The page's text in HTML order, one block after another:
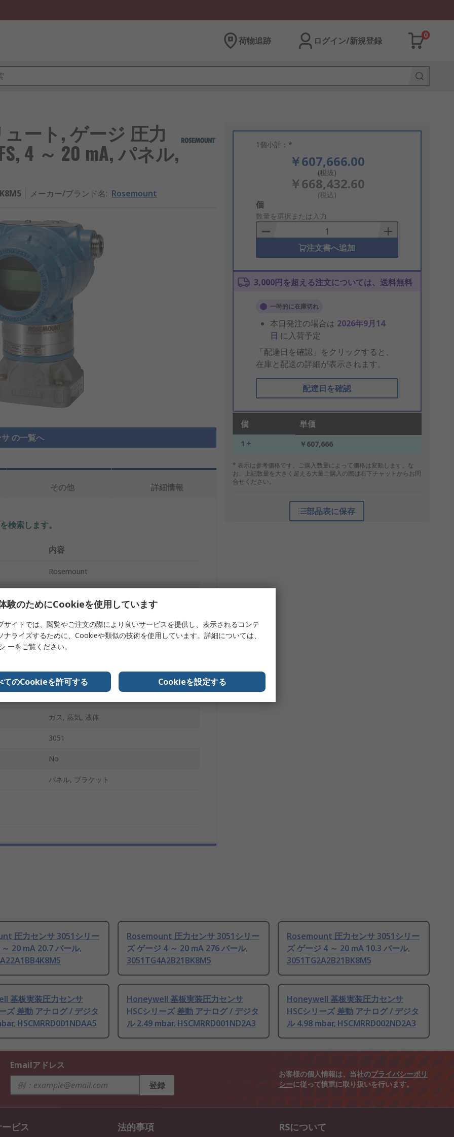
荷物追跡 ログイン/新規登録
0
ート, ゲージ 圧力
4 ～ 20 mA, パネル,
メーカー/ブランド名: Rosemount
の一覧へ
1個小計：*
￥607,666.00
(税抜)
￥668,432.60
(税込)
Add
to
Basket
個
数量を選択または入力
注文書へ追加
3,000円を超える注文については、送料無料
一時的に在庫切れ
本日発注の場合は 2026年9月14
日 に入荷予定
「配達日を確認」をクリックすると、
在庫と配送の詳細が表示されます。
配達日を確認
個 単価
1 + ￥607,666
* 表示は参考価格です。ご購入数量によって価格は変動します。な
お、上記数量を大きく超える大量ご購入の際は右下チャットからお問
合せください。
部品表に保存
その他 詳細情報
検索します。
内容
Rosemount
圧力センサ
0.25 %FS
ガス, 蒸気, 液体
3051
No
パネル, ブラケット
圧力センサ 3051シリー
20 mA 20.7 バール,
Rosemount 圧力センサ 3051シリー
ズ ゲージ 4 ～ 20 mA 276 バール,
3051TG4A2B21BK8M5
Rosemount 圧力センサ 3051シリー
ズ ゲージ 4 ～ 20 mA 10.3 バール,
3051TG2A2B21BK8M5
基板実装圧力センサ
ズ 差動 アナログ / デジタ
HSCMRRD001NDAA5
Honeywell 基板実装圧力センサ
HSCシリーズ 差動 アナログ / デジタ
ル 2.49 mbar, HSCMRRD001ND2A3
Honeywell 基板実装圧力センサ
HSCシリーズ 差動 アナログ / デジタ
ル 4.98 mbar, HSCMRRD002ND2A3
Emailアドレス
登録
お客様の個人情報は、当社のプライバシーポリ
シーに従って慎重に取り扱いを行います。
ビス 法的事項 RSについて
験のためにCookieを使用しています
サイトでは、閲覧やご注文の際により良いサービスを提供し、表示されるコンテ
ナライズするために、Cookieや類似の技術を使用しています。詳細については、
ーをご覧ください。
てのCookieを許可する Cookieを設定する